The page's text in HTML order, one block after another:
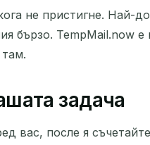
не пристигне. Най-
бързо. TempMail.now
задача
вас, после я